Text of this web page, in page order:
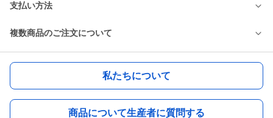
支払い方法
複数商品のご注文について
私たちについて
商品について生産者に質問する